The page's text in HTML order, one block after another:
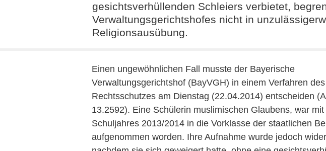
gesichtsverhüllenden Schleiers verbietet,
Verwaltungsgerichtshofes nicht in
Religionsausübung.
Einen ungewöhnlichen Fall musste der Bayerische
Verwaltungsgerichtshof (BayVGH) in einem Verfahren
Rechtsschutzes am Dienstag (22.04.2014) entscheiden
13.2592). Eine Schülerin muslimischen Glaubens, war
Schuljahres 2013/2014 in die Vorklasse der staatlichen
aufgenommen worden. Ihre Aufnahme wurde jedoch